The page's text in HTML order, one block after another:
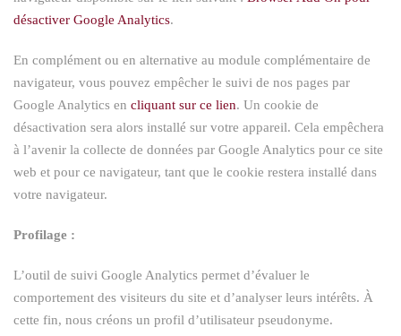
désactiver Google Analytics.
En complément ou en alternative au module complémentaire de
navigateur, vous pouvez empêcher le suivi de nos pages par
Google Analytics en cliquant sur ce lien. Un cookie de
désactivation sera alors installé sur votre appareil. Cela empêchera
à l’avenir la collecte de données par Google Analytics pour ce site
web et pour ce navigateur, tant que le cookie restera installé dans
votre navigateur.
Profilage :
L’outil de suivi Google Analytics permet d’évaluer le
comportement des visiteurs du site et d’analyser leurs intérêts. À
cette fin, nous créons un profil d’utilisateur pseudonyme.